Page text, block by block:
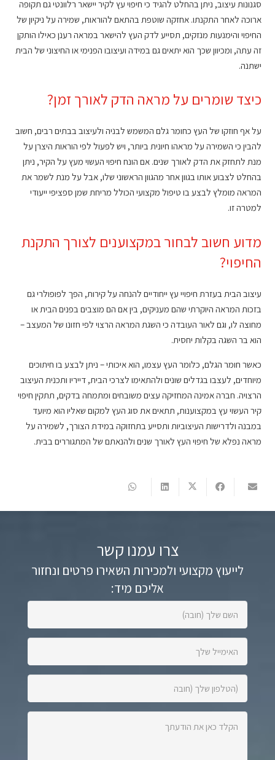
סגנונות עיצוב, ניתן בהחלט להגיד כי חיפוי עץ לקיר יישאר רלוונטי גם תקופה
ארוכה לאחר התקנתו. אחזקה שוטפת בהתאם להוראות, שמירה על ניקיון של
החיפוי והימנעות מנזקים, תסייע לדק העץ להישאר במראה רענן כאילו הותקן
זה עתה, ומכיוון שכך הוא יתאים גם במידה ועיצובו הפנימי או החיצוני של הבית
ישתנה.
כיצד שומרים על מראה הדק לאורך זמן?
על אף חוזקו של העץ כחומר גלם המשמש לבניה ולעיצוב בבתים רבים, חשוב
להבין כי השמירה על מראהו חיונית ביותר, ויש לפעול לפי הוראות היצרן על
מנת לתחזק את הדק לאורך שנים. אם הונח חיפוי העשוי מעץ על הקיר, ניתן
בהחלט לצבוע אותו בגוון אחר מהגוון הראשוני שלו, אבל על מנת לשמר את
המראה מומלץ לבצע בו טיפול מקצועי הכולל מריחת שמן ספציפי ייעודי
למטרה זו.
מדוע חשוב לבחור במקצוענים לצורך התקנת
החיפוי?
עיצוב הבית בעזרת חיפויי עץ ייחודיים להנחה על קירות, הפך לפופולרי גם
בזכות המראה היוקרתי שהם מעניקים, בין אם הם מוצבים בפנים הבית או
מחוצה לו, וגם לאור העובדה כי השגת המראה הרצוי לפי חזונו של המעצב –
הוא בר השגה בקלות יחסית.
כאשר חומר הגלם, כלומר העץ עצמו, הוא איכותי – ניתן לבצע בו חיתוכים
מיוחדים, לעצבו בגדלים שונים ולהתאימו לצרכי הבית, דייריו ותכנית העיצוב
הרצויה. חברה אמינה המחזיקה עצים משובחים ומתמחה בדקים, תתקין חיפוי
קיר העשוי עץ במקצוענות, תתאים את סוג העץ למקום שאליו הוא מיועד
במבנה ולדרישות העיצוביות ותסייע בתחזוקה במידת הצורך, לשמירה על
מראה נפלא של חיפוי העץ לאורך שנים ולהנאתם של המתגוררים בבית.
צרו עמנו קשר
לייעוץ מקצועי ולמכירות השאירו פרטים ונחזור
אליכם מיד:
(חובה):
שלך
(חובה):
כאן